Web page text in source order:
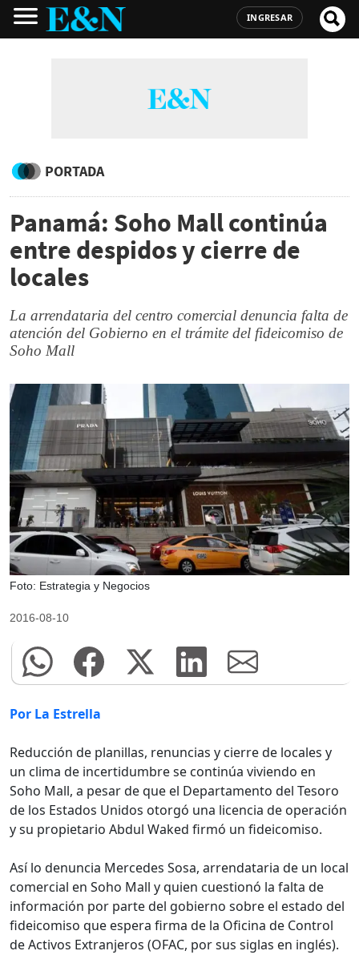
INGRESAR
PORTADA
Panamá: Soho Mall continúa
entre despidos y cierre de
locales
La arrendataria del centro comercial denuncia falta de
atención del Gobierno en el trámite del fideicomiso de
Soho Mall
Foto: Estrategia y Negocios
2016-08-10
Por La Estrella
Reducción de planillas, renuncias y cierre de locales y
un clima de incertidumbre se continúa viviendo en
Soho Mall, a pesar de que el Departamento del Tesoro
de los Estados Unidos otorgó una licencia de operación
y su propietario Abdul Waked firmó un fideicomiso.
Así lo denuncia Mercedes Sosa, arrendataria de un local
comercial en Soho Mall y quien cuestionó la falta de
información por parte del gobierno sobre el estado del
fideicomiso que espera firma de la Oficina de Control
de Activos Extranjeros (OFAC, por sus siglas en inglés).